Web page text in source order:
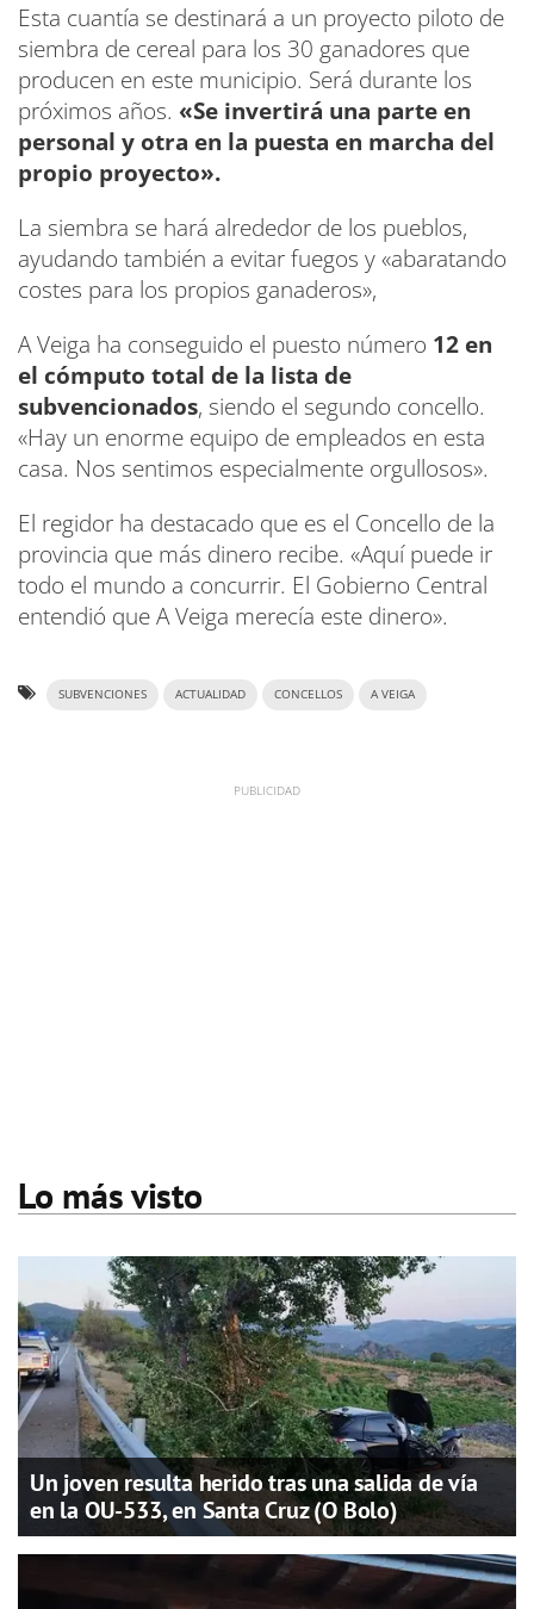
Esta cuantía se destinará a un proyecto piloto de
siembra de cereal para los 30 ganadores que
producen en este municipio. Será durante los
próximos años. «Se invertirá una parte en
personal y otra en la puesta en marcha del
propio proyecto».
La siembra se hará alrededor de los pueblos,
ayudando también a evitar fuegos y «abaratando
costes para los propios ganaderos»,
A Veiga ha conseguido el puesto número 12 en
el cómputo total de la lista de
subvencionados, siendo el segundo concello.
«Hay un enorme equipo de empleados en esta
casa. Nos sentimos especialmente orgullosos».
El regidor ha destacado que es el Concello de la
provincia que más dinero recibe. «Aquí puede ir
todo el mundo a concurrir. El Gobierno Central
entendió que A Veiga merecía este dinero».
SUBVENCIONES ACTUALIDAD CONCELLOS A VEIGA
Lo más visto
Un joven resulta herido tras una salida de vía
en la OU-533, en Santa Cruz (O Bolo)